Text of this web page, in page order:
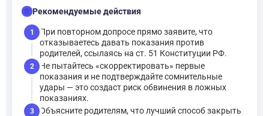
checklistРекомендуемые действия
1
При повторном допросе прямо заявите, что
отказываетесь давать показания против
родителей, ссылаясь на ст. 51 Конституции РФ.
2
Не пытайтесь «скорректировать» первые
показания и не подтверждайте сомнительные
удары — это создаст риск обвинения в ложных
показаниях.
3
Объясните родителям, что лучший способ закрыть